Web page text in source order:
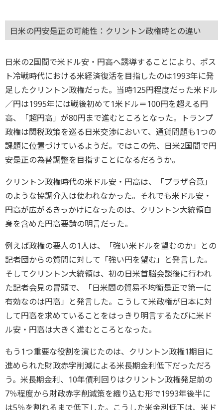
日米の円安是正の可能性：クリントン政権時との違い
日米の2国間で米ドル安・円高へ誘導することにより、ポス
ト冷戦時代における米経済復活を目指したのは1993年に発
足したクリントン政権だった。当時125円程度だった米ドル
／円は1995年には戦後初めて1米ドル＝100円を超える円
高、「超円高」が80円まで進むところとなった。トランプ
政権は関税政策を巡る日米交渉において、通貨問題も1つの
課題に位置づけているようだ。ではこの先、日米2国間で円
安是正の為替調整を目指すことになるだろうか。
クリントン政権時代の米ドル安・円高は、「プラザ合意」
のような協調介入は使われなかった。それでも米ドル安・
円高が広がるきっかけになったのは、クリントン大統領自
身を含めた円高要請の明言だった。
例えば政権の要人の1人は、「強い米ドルを望むのか」との
記者団からの質問に対して「強い円を望む」と発言した。
そしてクリントン大統領は、初の日米首脳会談後に行われ
た記者会見の冒頭で、「日米間の貿易不均衡是正で第一に
有効なのは円高」と発言した。こうして米政権が日本に対
して円高を求めていることをはっきり明言するたびに米ド
ル安・円高は大きく進むところとなった。
もう1つ重要な役割を演じたのは、クリントン政権1期目に
進められた財政赤字削減による米長期金利低下だっただろ
う。米長期金利、10年債利回りはクリントン政権発足前の
7％程度から財政赤字削減策を織り込む形で1993年後半に
は5％を割れるまで低下した。こうした米金利低下は、米ド